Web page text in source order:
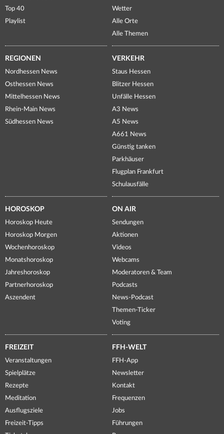
Top 40
Playlist
Wetter
Alle Orte
Alle Themen
REGIONEN
Nordhessen News
Osthessen News
Mittelhessen News
Rhein-Main News
Südhessen News
VERKEHR
Staus Hessen
Blitzer Hessen
Unfälle Hessen
A3 News
A5 News
A661 News
Günstig tanken
Parkhäuser
Flugplan Frankfurt
Schulausfälle
HOROSKOP
Horoskop Heute
Horoskop Morgen
Wochenhoroskop
Monatshoroskop
Jahreshoroskop
Partnerhoroskop
Aszendent
ON AIR
Sendungen
Aktionen
Videos
Webcams
Moderatoren & Team
Podcasts
News-Podcast
Themen-Ticker
Voting
FREIZEIT
Veranstaltungen
Spielplätze
Rezepte
Meditation
Ausflugsziele
Freizeit-Tipps
FFH-WELT
FFH-App
Newsletter
Kontakt
Frequenzen
Jobs
Führungen